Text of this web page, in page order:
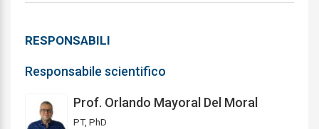
RESPONSABILI
Responsabile scientifico
Prof. Orlando Mayoral Del Moral
PT, PhD